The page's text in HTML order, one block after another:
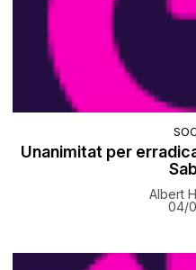
Unanimitat per
Albert
04/